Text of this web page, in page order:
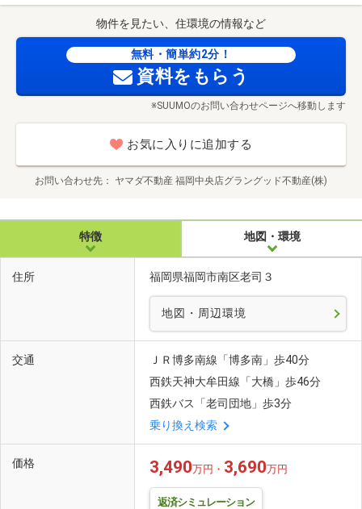
物件を見たい、住環境の情報など
無料・簡単約2分！
資料をもらう
※SUUMOのお問い合わせページへ移動します
お気に入りに追加する
お問い合わせ先 ヤマダ不動産 福岡中央店グラングッド不動産(株)
特徴 地図・環境
住所 福岡県福岡市南区老司３
地図・周辺環境
交通
ＪＲ博多南線「博多南」歩40分
西鉄天神大牟田線「大橋」歩46分
西鉄バス「老司団地」歩3分
乗り換え検索
価格 3,490万円・ 3,690万円
返済シミュレーション